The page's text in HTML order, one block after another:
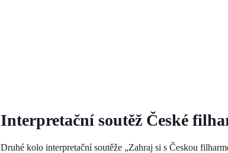
Interpretační soutěž České
Druhé kolo interpretační soutěže „Zahraj si s Českou